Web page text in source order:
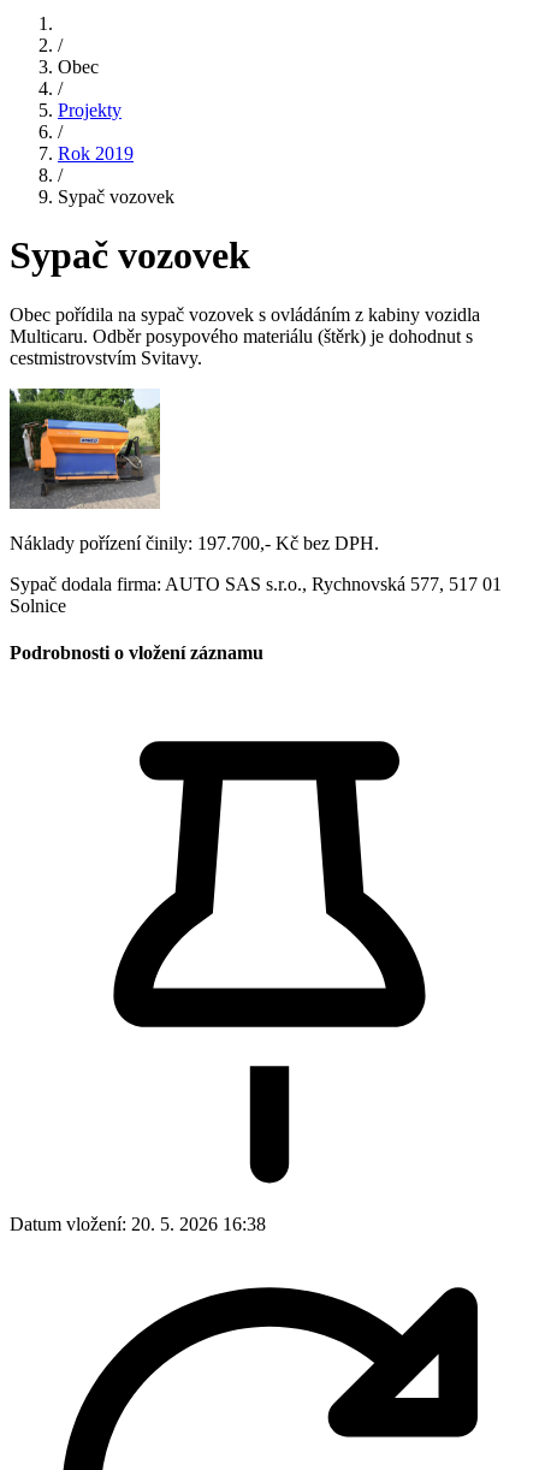
/
Obec
/
Projekty
/
Rok 2019
/
Sypač vozovek
Sypač vozovek
Obec pořídila na sypač vozovek s ovládáním z kabiny vozidla
Multicaru. Odběr posypového materiálu (štěrk) je dohodnut s
cestmistrovstvím Svitavy.
Náklady pořízení činily: 197.700,- Kč bez DPH.
Sypač dodala firma: AUTO SAS s.r.o., Rychnovská 577, 517 01
Solnice
Podrobnosti o vložení záznamu
Datum vložení: 20. 5. 2026 16:38